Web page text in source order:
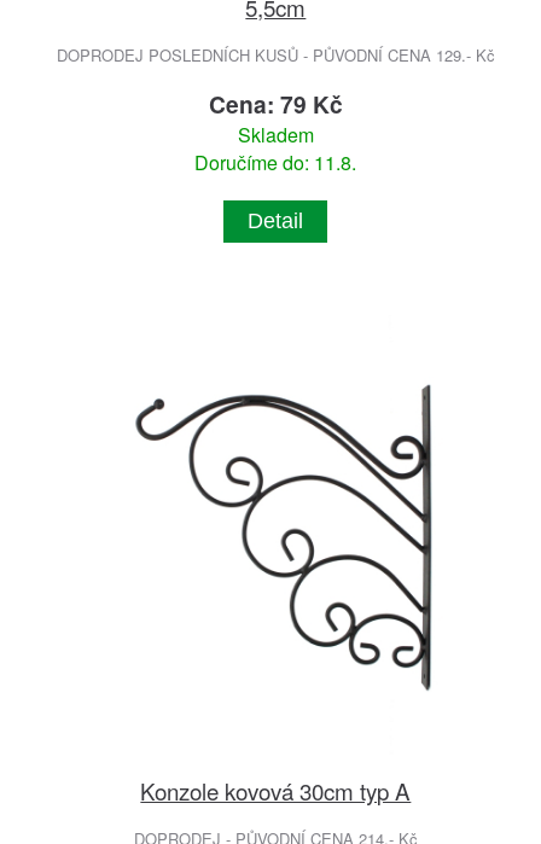
5,5cm
DOPRODEJ POSLEDNÍCH KUSŮ - PŮVODNÍ CENA 129.- Kč
Cena: 79 Kč
Skladem
Doručíme do: 11.8.
Detail
Konzole kovová 30cm typ A
DOPRODEJ - PŮVODNÍ CENA 214.- Kč